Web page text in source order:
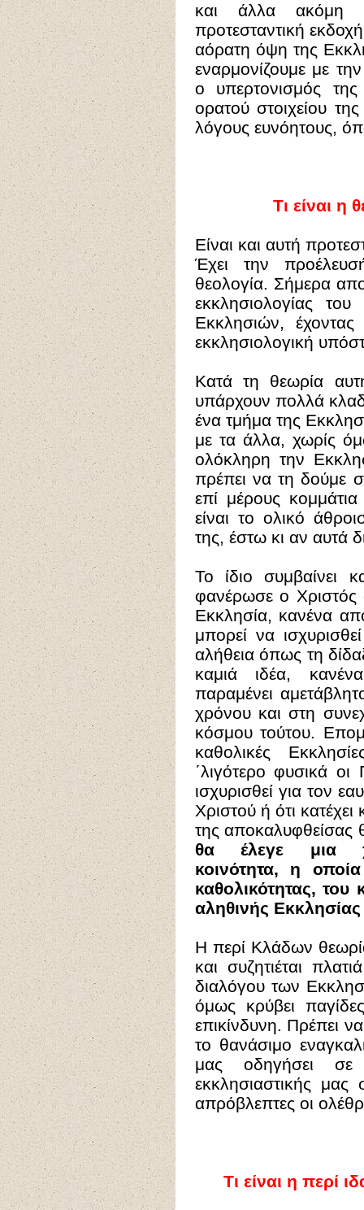
και άλλα ακόμη
προτεσταντική
αόρατη όψη της
εναρμονίζουμε με
ο υπερτονισμός
ορατού στοιχείου
λόγους ευνόητους,
Τι είναι
Είναι και αυτή
Έχει την
θεολογία. Σήμερα
εκκλησιολογίας
Εκκλησιών,
εκκλησιολογική
Κατά τη θεωρία
υπάρχουν πολλά
ένα τμήμα της
με τα άλλα, χωρίς
ολόκληρη την
πρέπει να τη δούμε
επί μέρους
είναι το ολικό
της, έστω κι αν αυτά
Το ίδιο συμβαίνει
φανέρωσε ο Χριστός
Εκκλησία, κανένα
μπορεί να
αλήθεια όπως τη
καμιά ιδέα,
παραμένει
χρόνου και στη
κόσμου τούτου.
καθολικές
΄λιγότερο φυσικά οι
ισχυρισθεί για τον
Χριστού ή ότι
της αποκαλυφθείσας
θα έλεγε μια
κοινότητα, η
καθολικότητας, του
αληθινής
Η περί Κλάδων
και συζητιέται
διαλόγου των
όμως κρύβει
επικίνδυνη. Πρέπει
το θανάσιμο
μας οδηγήσει σε
εκκλησιαστικής μας
απρόβλεπτες οι
Τι είναι η περί